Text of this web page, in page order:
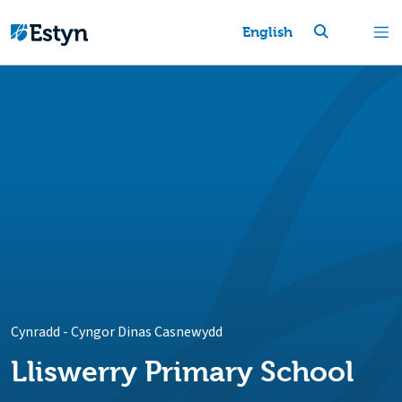
English
Cynradd -Cyngor Dinas Casnewydd
Lliswerry Primary School